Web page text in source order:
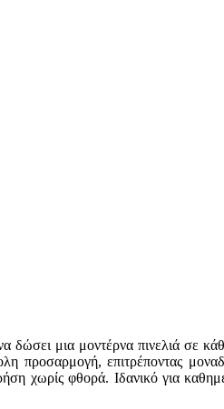
μια μοντέρνα πινελιά σε
προσαρμογή, επιτρέποντας
χωρίς φθορά. Ιδανικό για